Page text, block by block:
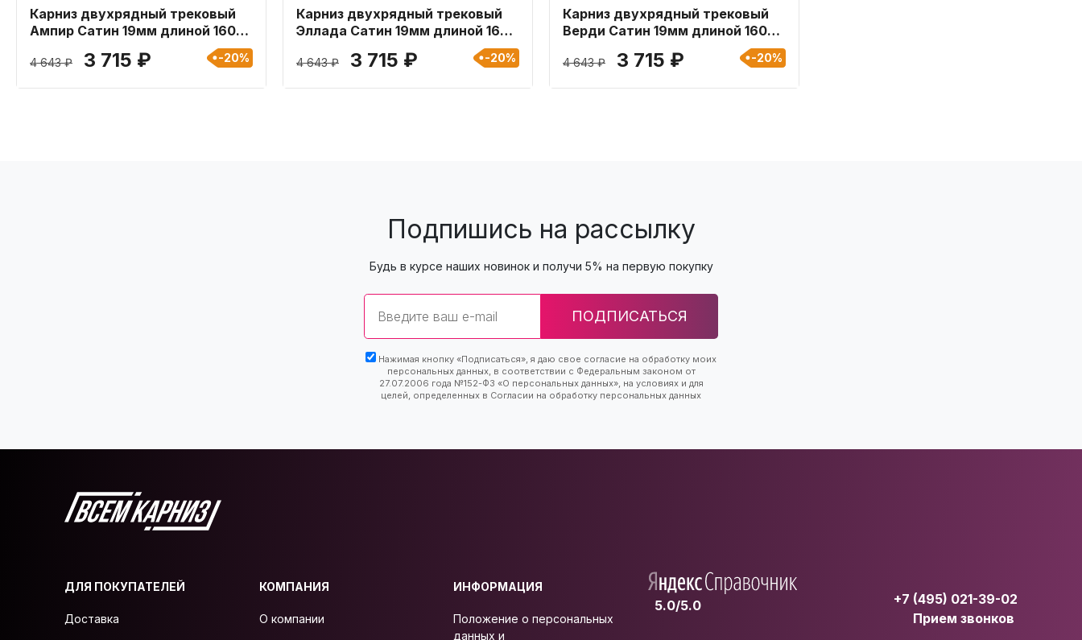
Карниз двухрядный трековый
Ампир Сатин 19мм длиной 160
4 643 ₽ 3 715 ₽ -20%
Карниз двухрядный трековый
Эллада Сатин 19мм длиной 160
4 643 ₽ 3 715 ₽ -20%
Карниз двухрядный трековый
Верди Сатин 19мм длиной 160
4 643 ₽ 3 715 ₽ -20%
Подпишись на рассылку
Будь в курсе наших новинок и получи 5% на первую покупку
Email
ПОДПИСАТЬСЯ
Нажимая кнопку «Подписаться», я даю свое согласие на обработку моих
персональных данных, в соответствии с Федеральным законом от
27.07.2006 года №152-ФЗ «О персональных данных», на условиях и для
целей, определенных в Согласии на обработку персональных данных
ДЛЯ ПОКУПАТЕЛЕЙ
Доставка
КОМПАНИЯ
О компании
ИНФОРМАЦИЯ
Положение о персональных
данных и
+7 (495) 021-39-02
Прием звонков
5.0/5.0